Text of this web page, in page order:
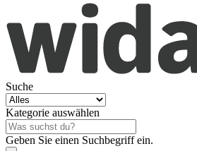
Suche
Kategorie auswählen
Geben Sie einen Suchbegriff ein.